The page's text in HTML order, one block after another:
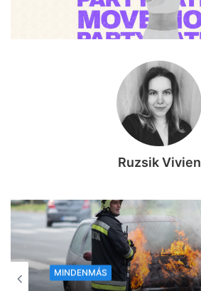
Ruzsik Vivien
MINDENMÁS
2026, augusztus 6. 15:25